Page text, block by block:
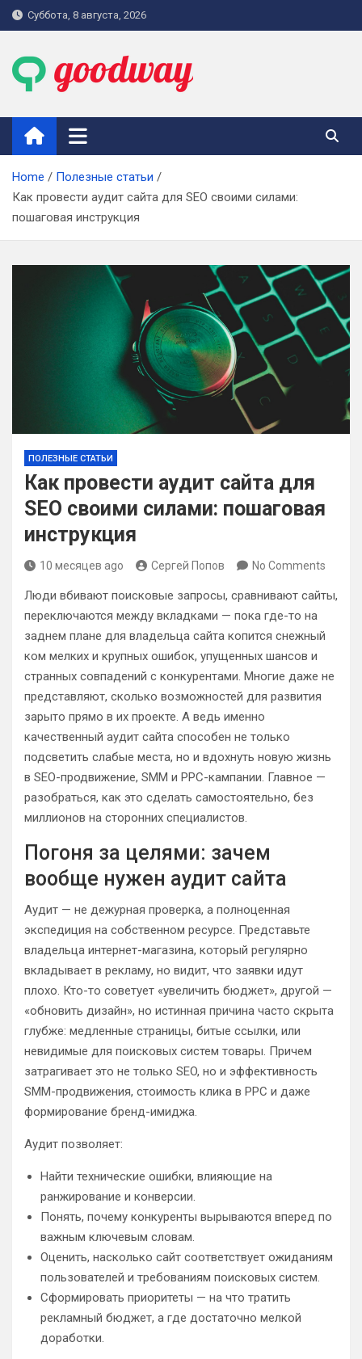
Skip
to
Суббота, 8 августа, 2026
goodway.com.ua
Home
Полезные статьи
Как провести аудит сайта для SEO своими силами:
пошаговая инструкция
ПОЛЕЗНЫЕ СТАТЬИ
Как провести аудит сайта для
SEO своими силами: пошаговая
инструкция
10 месяцев ago Сергей Попов No Comments
Люди вбивают поисковые запросы, сравнивают сайты,
переключаются между вкладками — пока где-то на
заднем плане для владельца сайта копится снежный
ком мелких и крупных ошибок, упущенных шансов и
странных совпадений с конкурентами. Многие даже не
представляют, сколько возможностей для развития
зарыто прямо в их проекте. А ведь именно
качественный аудит сайта способен не только
подсветить слабые места, но и вдохнуть новую жизнь
в SEO-продвижение, SMM и PPC-кампании. Главное —
разобраться, как это сделать самостоятельно, без
миллионов на сторонних специалистов.
Погоня за целями: зачем
вообще нужен аудит сайта
Аудит — не дежурная проверка, а полноценная
экспедиция на собственном ресурсе. Представьте
владельца интернет-магазина, который регулярно
вкладывает в рекламу, но видит, что заявки идут
плохо. Кто-то советует «увеличить бюджет», другой —
«обновить дизайн», но истинная причина часто скрыта
глубже: медленные страницы, битые ссылки, или
невидимые для поисковых систем товары. Причем
затрагивает это не только SEO, но и эффективность
SMM-продвижения, стоимость клика в PPC и даже
формирование бренд-имиджа.
Аудит позволяет:
Найти технические ошибки, влияющие на
ранжирование и конверсии.
Понять, почему конкуренты вырываются вперед по
важным ключевым словам.
Оценить, насколько сайт соответствует ожиданиям
пользователей и требованиям поисковых систем.
Сформировать приоритеты — на что тратить
рекламный бюджет, а где достаточно мелкой
доработки.